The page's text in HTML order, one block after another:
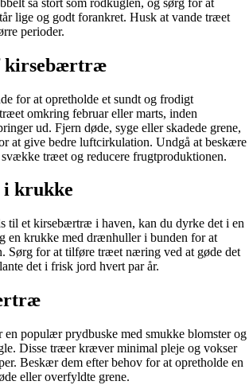
lige og godt forankret. Husk at vande træet
perioder.
kirsebærtræ
for at opretholde et sundt og frodigt
omkring februar eller marts, inden
ud. Fjern døde, syge eller skadede grene,
at give bedre luftcirkulation. Undgå at beskære
træet og reducere frugtproduktionen.
krukke
til et kirsebærtræ i haven, kan du dyrke det i en
en krukke med drænhuller i bunden for at
Sørg for at tilføre træet næring ved at gøde det
det i frisk jord hvert par år.
populær prydbuske med smukke blomster og
Disse træer kræver minimal pleje og vokser
Beskær dem efter behov for at opretholde en
eller overfyldte grene.